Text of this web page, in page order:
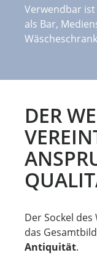
Verwendbar
als Bar,
DER
Der Sockel
das
Antiquität.